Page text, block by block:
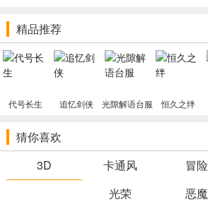
精品推荐
代号长生 追忆剑侠 光隙解语台服 恒久之绊
猜你喜欢
3D
卡通风 冒险
光荣
恶魔